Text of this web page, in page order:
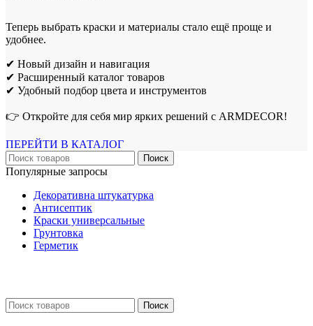
Теперь выбрать краски и материалы стало ещё проще и
удобнее.
✔ Новый дизайн и навигация
✔ Расширенный каталог товаров
✔ Удобный подбор цвета и инструментов
👉 Откройте для себя мир ярких решений с ARMDECOR!
ПЕРЕЙТИ В КАТАЛОГ
Поиск
Популярные запросы
Декоративна штукатурка
Антисептик
Краски универсальные
Грунтовка
Герметик
Поиск